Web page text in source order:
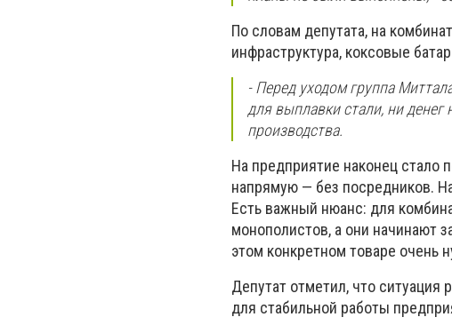
По словам депутата, на
инфраструктура, коксовые
- Перед уходом группа
для выплавки стали, ни денег
производства.
На предприятие наконец стало
напрямую — без посредников.
Есть важный нюанс: для
монополистов, а они начинают
этом конкретном товаре очень
Депутат отметил, что ситуация
для стабильной работы